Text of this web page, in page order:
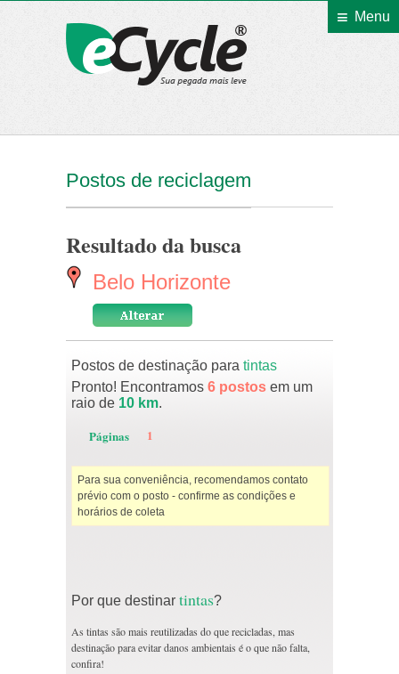
Menu
Postos de reciclagem
Resultado da busca
Belo Horizonte
Postos de destinação para tintas
Pronto! Encontramos 6 postos em um
raio de 10 km.
Páginas 1
Para sua conveniência, recomendamos contato
prévio com o posto - confirme as condições e
horários de coleta
Por que destinar tintas?
As tintas são mais reutilizadas do que recicladas, mas
destinação para evitar danos ambientais é o que não falta,
confira!